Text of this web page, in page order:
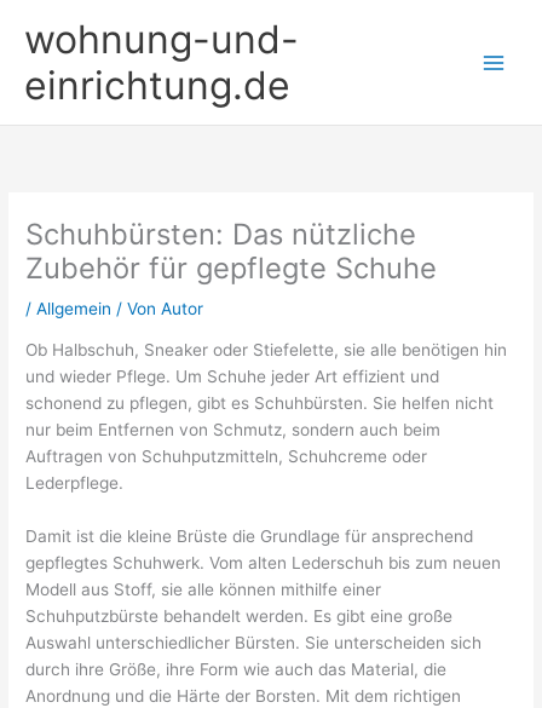
Inhaltwohnung-und-
einrichtung.de
Schuhbürsten: Das nützliche
Zubehör für gepflegte Schuhe
/Allgemein / VonAutor
Ob Halbschuh, Sneaker oder Stiefelette, sie alle benötigen hin
und wieder Pflege. Um Schuhe jeder Art effizient und
schonend zu pflegen, gibt es Schuhbürsten. Sie helfen nicht
nur beim Entfernen von Schmutz, sondern auch beim
Auftragen von Schuhputzmitteln, Schuhcreme oder
Lederpflege.
Damit ist die kleine Brüste die Grundlage für ansprechend
gepflegtes Schuhwerk. Vom alten Lederschuh bis zum neuen
Modell aus Stoff, sie alle können mithilfe einer
Schuhputzbürste behandelt werden. Es gibt eine große
Auswahl unterschiedlicher Bürsten. Sie unterscheiden sich
durch ihre Größe, ihre Form wie auch das Material, die
Anordnung und die Härte der Borsten. Mit dem richtigen